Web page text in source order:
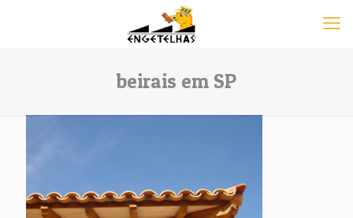
beirais em SP